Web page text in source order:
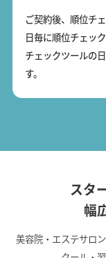
ご契約後、順位チ
日毎に順位チェッ
チェックツールの
す。
スタ
幅
美容院・エステサロ